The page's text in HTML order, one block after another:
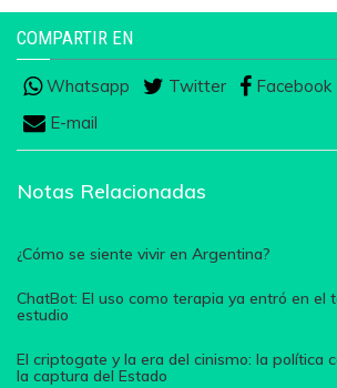
COMPARTIR EN
Whatsapp Twitter Facebook
E-mail
Notas Relacionadas
¿Cómo se siente vivir en Argentina?
ChatBot: El uso como terapia ya entró en el
estudio
El criptogate y la era del cinismo: la política
la captura del Estado